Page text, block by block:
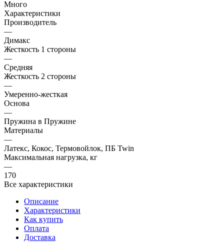
Много
Характеристики
Производитель
—
Димакс
Жесткость 1 стороны
—
Средняя
Жесткость 2 стороны
—
Умеренно-жесткая
Основа
—
Пружина в Пружине
Материалы
—
Латекс, Кокос, Термовойлок, ПБ Twin
Максимальная нагрузка, кг
—
170
Все характеристики
Описание
Характеристики
Как купить
Оплата
Доставка